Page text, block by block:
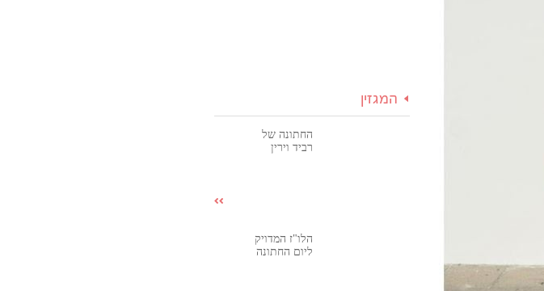
המגזין
החתונה של
רביד וירין
הלו"ז המדויק
ליום החתונה